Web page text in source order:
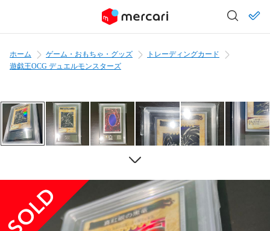
ホーム ゲーム・おもちゃ・グッズ
トレーディングカード
遊戯王OCG デュエルモンスターズ